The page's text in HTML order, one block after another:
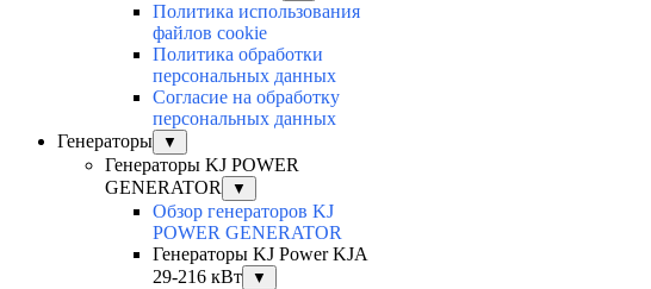
Политика использования
файлов cookie
Политика обработки
персональных данных
Согласие на обработку
персональных данных
Генераторы
▼
Генераторы KJ POWER
GENERATOR
▼
Обзор генераторов KJ
POWER GENERATOR
Генераторы KJ Power KJA
29-216 кВт
▼